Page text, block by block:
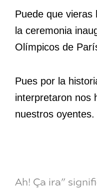
i
f
y
e
o
n
Puede que vieras
la ceremonia
Olímpicos de
Pues por la
interpretaron nos
nuestros oyentes.
Ah! Ça ira”